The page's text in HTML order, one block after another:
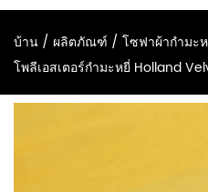
บ้าน / ผลิตภัณฑ์ / โซฟาผ้ากำมะ
โพลีเอสเตอร์กำมะหยี่ Holland